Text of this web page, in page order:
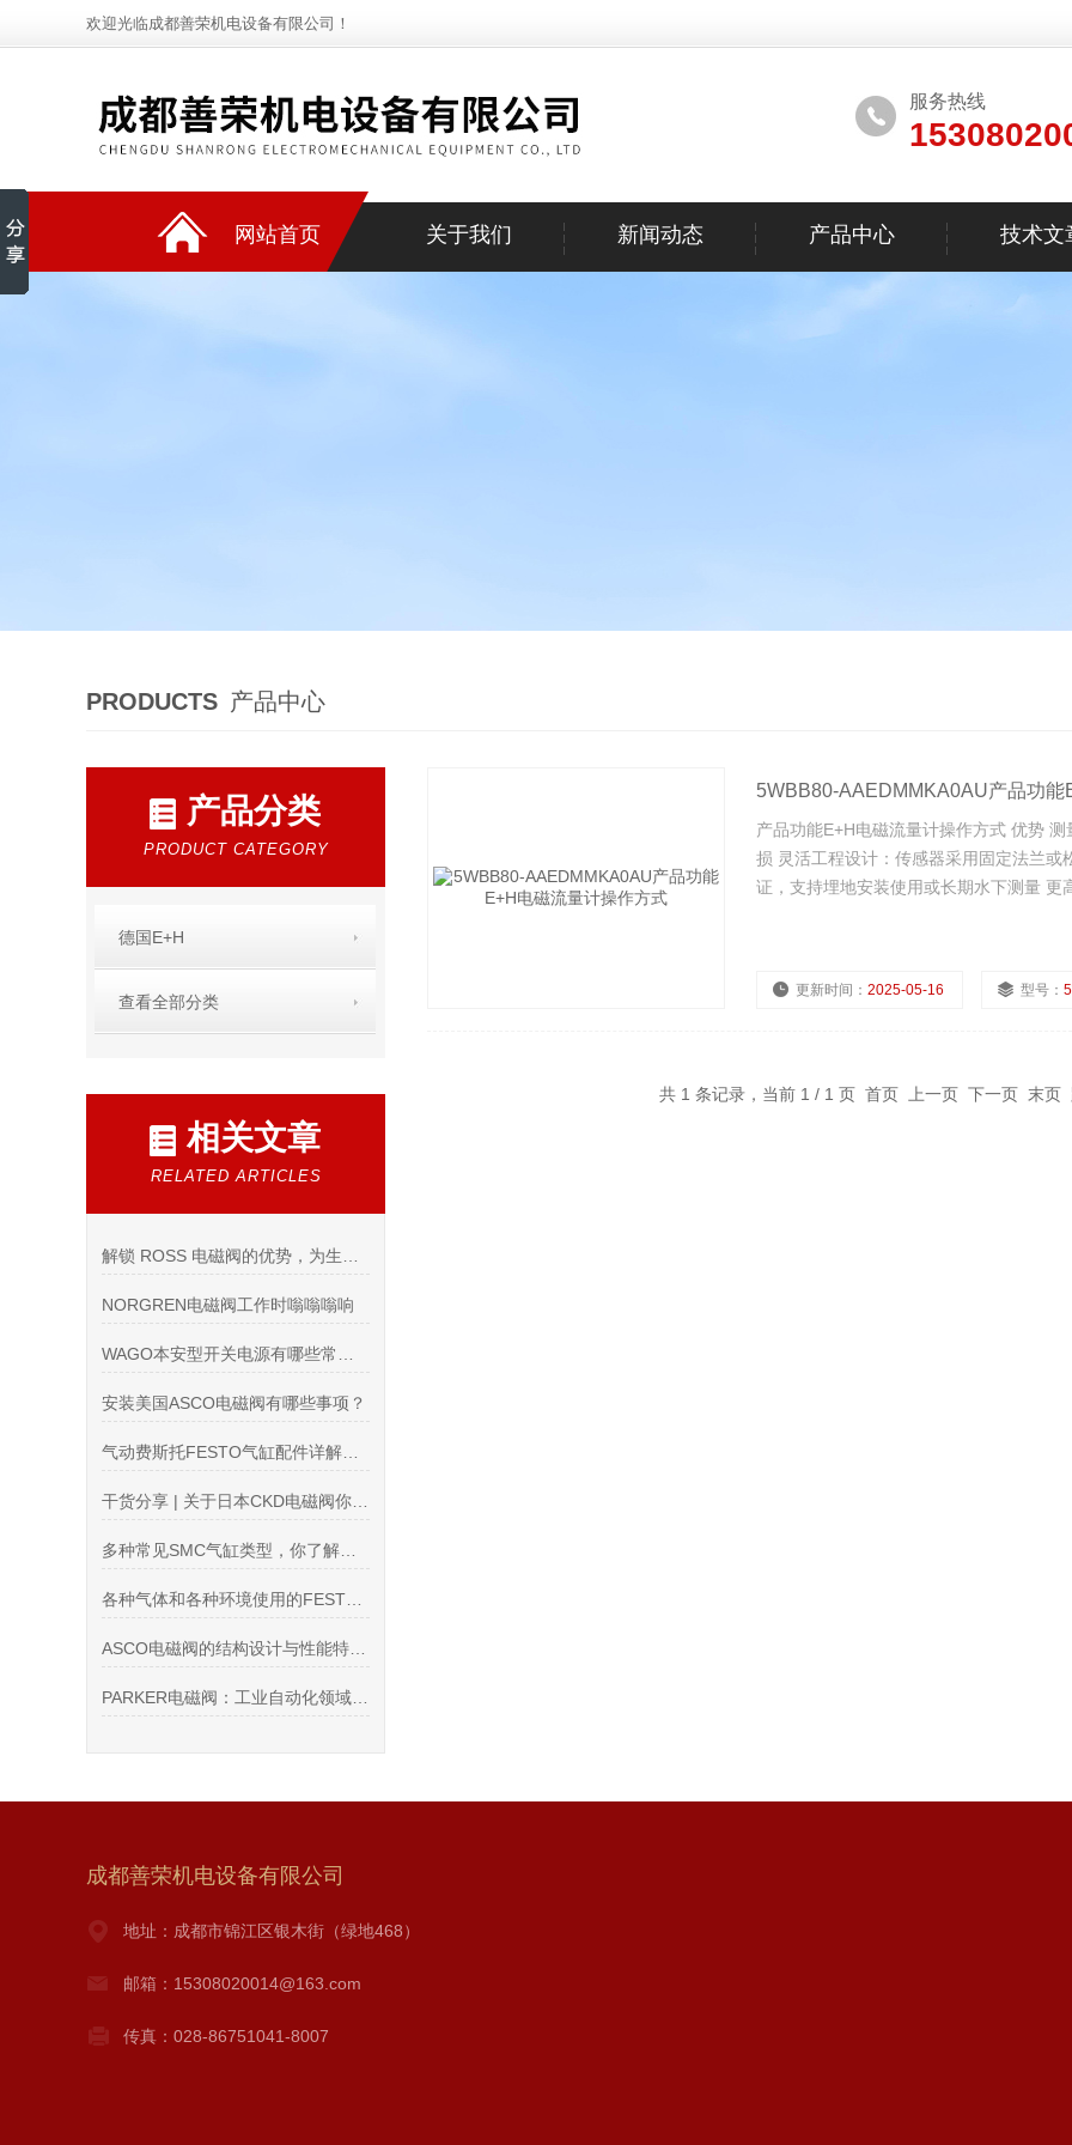
欢迎光临成都善荣机电设备有限公司！
服务热线
网站首页 关于我们 新闻动态 产品中心 技术文
PRODUCTS 产品中心
产品分类
PRODUCT CATEGORY
德国E+H
查看全部分类
相关文章
RELATED ARTICLES
NORGREN电磁阀工作时嗡嗡嗡响
安装美国ASCO电磁阀有哪些事项？
5WBB80-AAEDMMKA0AU产品功
产品功能E+H电磁流量计操作方式 优势
损 灵活工程设计：传感器采用固定法兰
证，支持埋地安装使用或长期水下测量 更
更新时间： 2025-05-16 型号：
共 1 条记录，当前 1 / 1 页 首页 上一页 下一页 末页
成都善荣机电设备有限公司
地址：成都市锦江区银木街（绿地468）
邮箱：15308020014@163.com
传真：028-86751041-8007